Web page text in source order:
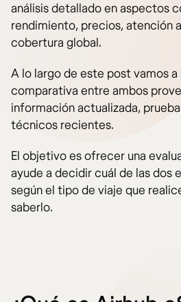
análisis detallado en aspectos
rendimiento, precios, atención
cobertura global.
A lo largo de este post vamos a
comparativa entre ambos
información actualizada,
técnicos recientes.
El objetivo es ofrecer una
ayude a decidir cuál de las dos
según el tipo de viaje que
saberlo.